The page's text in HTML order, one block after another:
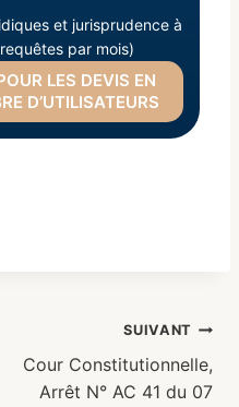
et jurisprudence à
par mois)
LES DEVIS EN
D’UTILISATEURS
SUIVANT
Cour Constitutionnelle,
Arrêt N° AC 41 du 07